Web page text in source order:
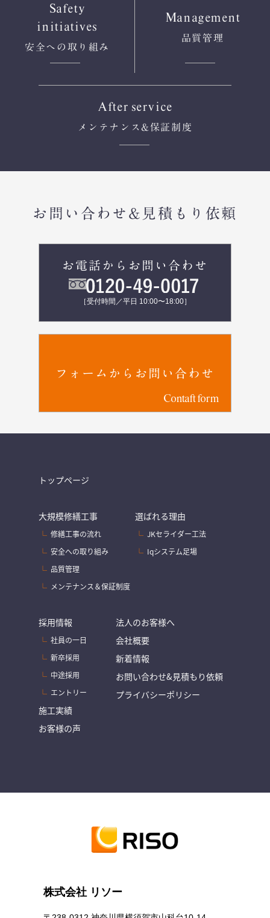
Safety
initiatives
安全への 取り組み
Management
品質管理
After service
メンテナンス &保証制度
お問い合わせ&見積もり依頼
お電話からお問い合わせ
［受付時間／平日 10:00〜18:00］
Contaft form
フォームからお問い合わせ
トップページ
大規模修繕工事
修繕工事の流れ
安全への取り組み
品質管理
メンテナンス＆保証制度
選ばれる理由
JKセライダー工法
Iqシステム足場
採用情報
社員の一日
新卒採用
中途採用
エントリー
施工実績
お客様の声
法人のお客様へ
会社概要
新着情報
お問い合わせ&見積もり依頼
プライバシーポリシー
株式会社 リソー